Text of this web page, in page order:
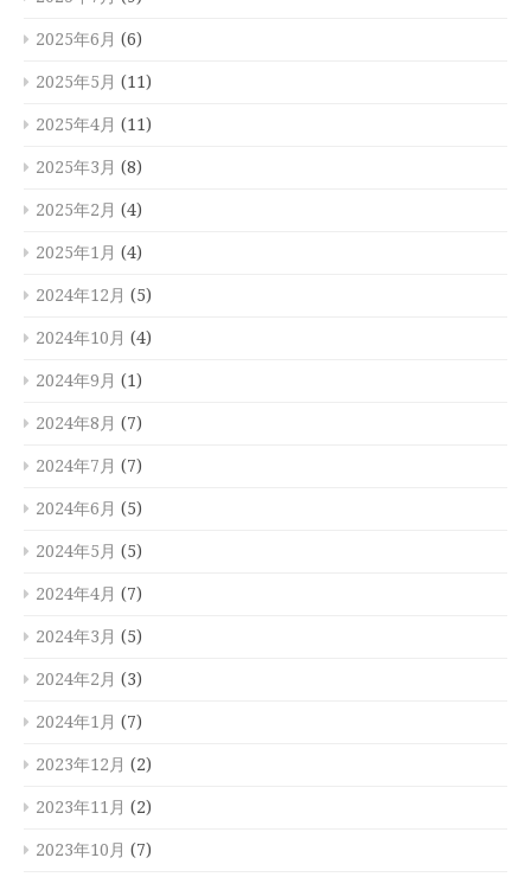
2025年6月 (6)
2025年5月 (11)
2025年4月 (11)
2025年3月 (8)
2025年2月 (4)
2025年1月 (4)
2024年12月 (5)
2024年10月 (4)
2024年9月 (1)
2024年8月 (7)
2024年7月 (7)
2024年6月 (5)
2024年5月 (5)
2024年4月 (7)
2024年3月 (5)
2024年2月 (3)
2024年1月 (7)
2023年12月 (2)
2023年11月 (2)
2023年10月 (7)